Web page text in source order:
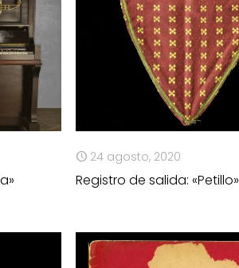
24 agosto, 2020
Registro de salida: «Petillo»